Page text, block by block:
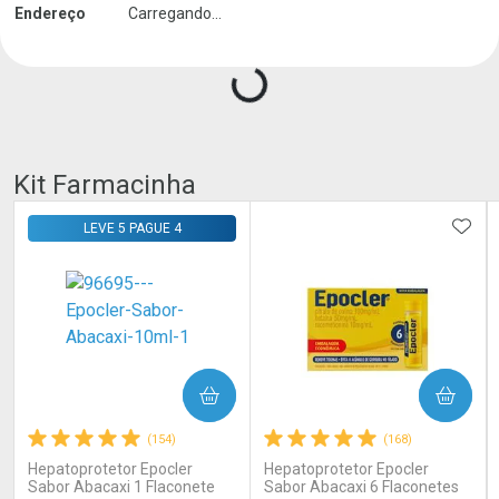
Endereço Carregando...
Carregando produtos do seller...
Kit Farmacinha
(154)
Hepatoprotetor Epocler
Sabor Abacaxi 1 Flaconete
LEVE 5 PAGUE 4
COMPRAR
(168)
Hepatoprotetor Epocler
Sabor Abacaxi 6 Flaconetes
COMPRAR